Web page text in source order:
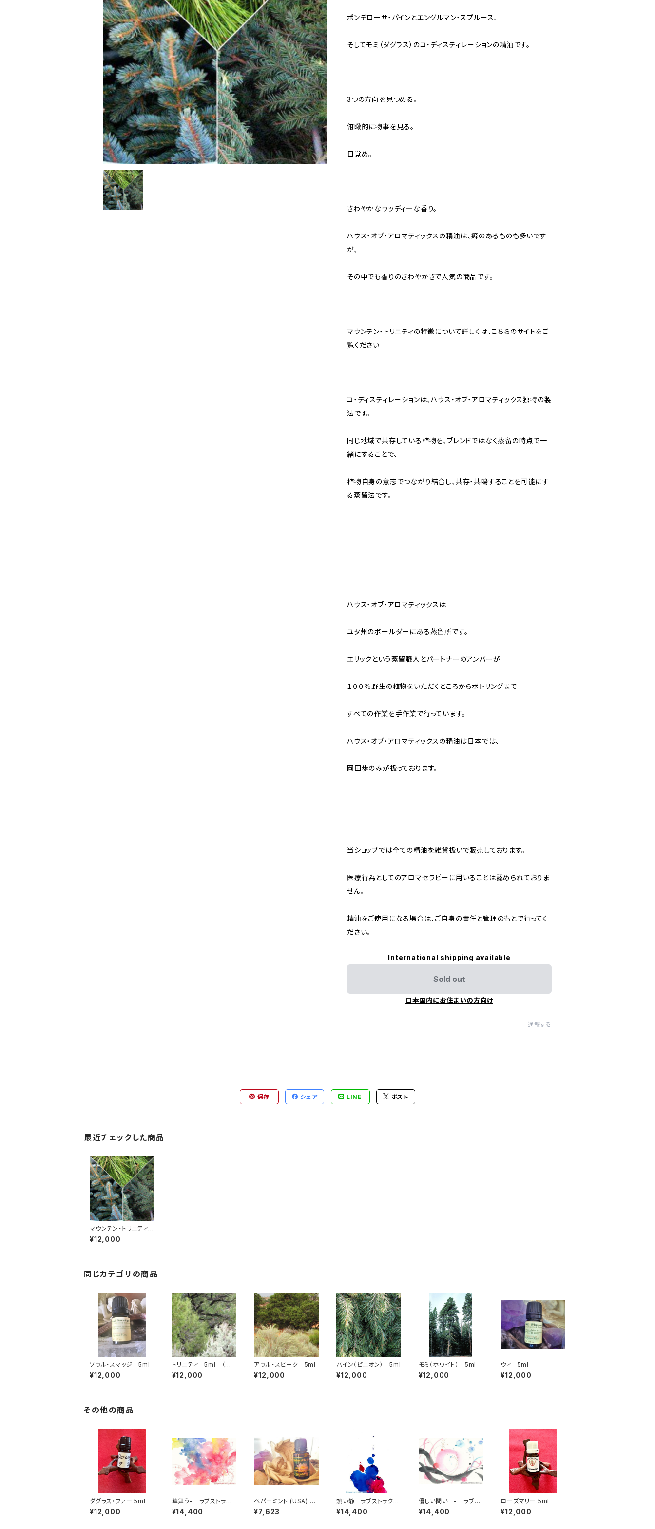
ポンデローサ・パインとエングルマン・スプルース、
そしてモミ（ダグラス）のコ・ディスティレーションの精油です。
3つの方向を見つめる。
俯瞰的に物事を見る。
目覚め。
さわやかなウッディ―な香り。
ハウス・オブ・アロマティックスの精油は、癖のあるものも多いです
が、
その中でも香りのさわやかさで人気の商品です。
マウンテン・トリニティの特徴について詳しくは、こちらのサイトをご
覧ください
コ・ディスティレーションは、ハウス・オブ・アロマティックス独特の製
法です。
同じ地域で共存している植物を、ブレンドではなく蒸留の時点で一
緒にすることで、
植物自身の意志でつながり結合し、共存・共鳴することを可能にす
る蒸留法です。
ハウス・オブ・アロマティックスは
ユタ州のボールダーにある蒸留所です。
エリックという蒸留職人とパートナーのアンバーが
１００％野生の植物をいただくところからボトリングまで
すべての作業を手作業で行っています。
ハウス・オブ・アロマティックスの精油は日本では、
岡田歩のみが扱っております。
当ショップでは全ての精油を雑貨扱いで販売しております。
医療行為としてのアロマセラピーに用いることは認められておりま
せん。
精油をご使用になる場合は、ご自身の責任と管理のもとで行ってく
ださい。
International shipping available
Sold out
日本国内にお住まいの方向け
通報する
保存 シェア LINE ポスト
最近チェックした商品
マウンテン・トリニティ
5ml
¥12,000
同じカテゴリの商品
ソウル・スマッジ 5ml
¥12,000
トリニティ 5ml （ジ
ュニパー・ベリー、ピニオ
ン・パイン、 グレート・ウ
¥12,000
アウル・スピーク 5ml
¥12,000
パイン（ピニオン） 5ml
¥12,000
モミ（ホワイト） 5ml
¥12,000
ウィ 5ml
¥12,000
その他の商品
ダグラス・ファー 5ml
¥12,000
華舞う- ラブストラク
ション・アート 4 by 仲
丸友恵
¥14,400
ペパーミント (USA) <1
5ml>
¥7,623
熱い静 ラブストラクシ
ョン・アート 10 by 仲
丸友恵
¥14,400
優しい問い - ラブス
トラクション・アート 3 b
y 仲丸友恵
¥14,400
ローズマリー 5ml
¥12,000